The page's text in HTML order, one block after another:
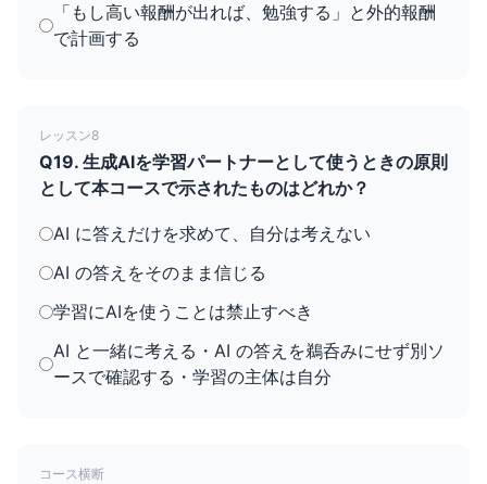
「もし高い報酬が出れば、勉強する」と外的報酬
で計画する
レッスン8
Q19. 生成AIを学習パートナーとして使うときの原則
として本コースで示されたものはどれか？
AI に答えだけを求めて、自分は考えない
AI の答えをそのまま信じる
学習にAIを使うことは禁止すべき
AI と一緒に考える・AI の答えを鵜呑みにせず別ソ
ースで確認する・学習の主体は自分
コース横断